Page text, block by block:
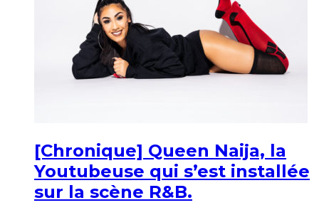
[Chronique] Queen Naija, la
Youtubeuse qui s’est installée
sur la scène R&B.